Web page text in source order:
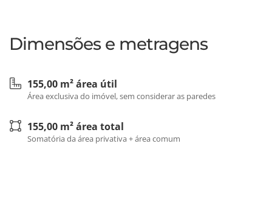
Dimensões e metragens
155,00 m² área útil
Área exclusiva do imóvel, sem considerar as paredes
155,00 m² área total
Somatória da área privativa + área comum